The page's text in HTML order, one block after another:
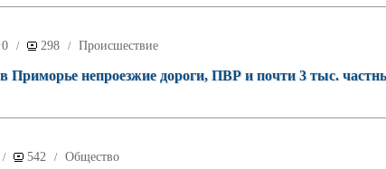
0 / 298 / Происшествие
Приморье непроезжие дороги, ПВР и почти 3 тыс.
/ 542 / Общество